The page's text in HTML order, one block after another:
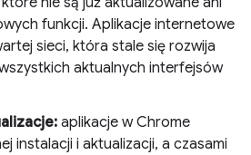
funkcji. Aplikacje internetowe
sieci, która stale się rozwija
aktualnych interfejsów
aplikacje w Chrome
instalacji i aktualizacji, a czasami